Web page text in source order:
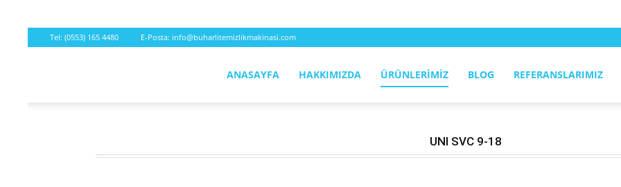
Tel: (0553) 165 4480 E-Posta: info@buharlitemizlikmakinasi.com
ANASAYFA HAKKIMIZDA ÜRÜNLERIMIZ BLOG REFERANSLARIMIZ
UNI SVC 9-18